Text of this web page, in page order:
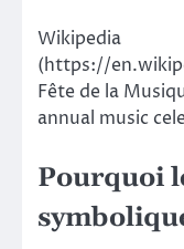
Wikipedia
(https://
Fête de la
annual music
Pourquoi